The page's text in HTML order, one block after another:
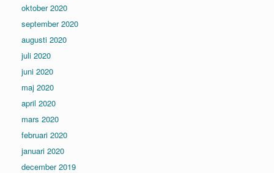
oktober 2020
september 2020
augusti 2020
juli 2020
juni 2020
maj 2020
april 2020
mars 2020
februari 2020
januari 2020
december 2019